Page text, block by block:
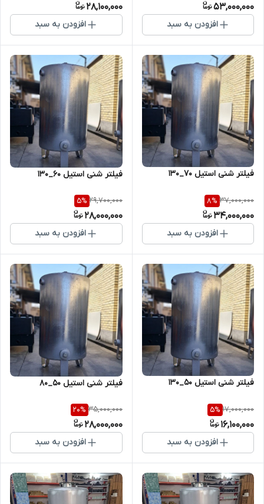
53,000,000
افزودن به سبد
28,100,000
افزودن به سبد
فیلتر شنی استیل 70_130
37,000,000
8%
34,000,000
افزودن به سبد
فیلتر شنی استیل 60_130
29,700,000
5%
28,000,000
افزودن به سبد
فیلتر شنی استیل 50_130
17,000,000
5%
16,100,000
افزودن به سبد
فیلتر شنی استیل 50_80
35,000,000
20%
28,000,000
افزودن به سبد